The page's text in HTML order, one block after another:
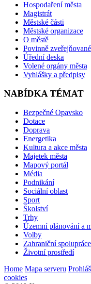
Hospodaření města
Magistrát
Městské části
Městské organizace
O městě
Povinně
Úřední deska
Volené orgány města
Vyhlášky a předpisy
NABÍDKA TÉMAT
Bezpečné Opavsko
Dotace
Doprava
Energetika
Kultura a akce města
Majetek města
Mapový portál
Média
Podnikání
Sociální oblast
Sport
Školství
Trhy
Územní plánování a
Volby
Zahraniční spolupráce
Životní prostředí
Home Mapa serveru
cookies